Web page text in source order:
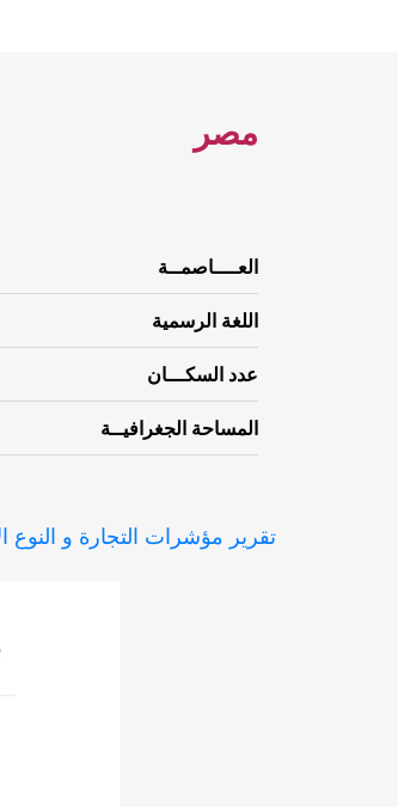
مصر
العــــاصمــة
اللغة الرسمية
عدد السكـــان
المساحة الجغرافيــة
تقرير مؤشرات التجارة و